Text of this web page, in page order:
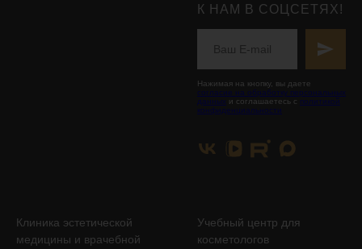
К НАМ В СОЦСЕТЯХ!
Нажимая на кнопку, вы даете
согласие на обработку персональных
данных и соглашаетесь с политикой
конфиденциальности
Клиника эстетической
медицины и врачебной
Учебный центр для
косметологов